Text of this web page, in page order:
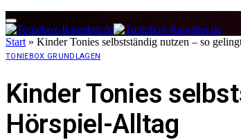
Start » Kinder Tonies selbstständig nutzen – so
TONIEBOX GRUNDLAGEN
Kinder Tonies
Hörspiel-Alltag